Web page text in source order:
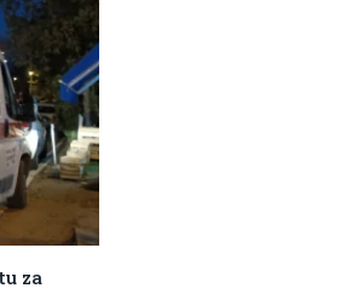
za